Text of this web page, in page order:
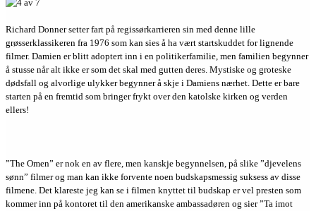
Richard Donner setter fart på regissørkarrieren sin med denne lille
grøsserklassikeren fra 1976 som kan sies å ha vært startskuddet for lignende
filmer. Damien er blitt adoptert inn i en politikerfamilie, men familien begynner
å stusse når alt ikke er som det skal med gutten deres. Mystiske og groteske
dødsfall og alvorlige ulykker begynner å skje i Damiens nærhet. Dette er bare
starten på en fremtid som bringer frykt over den katolske kirken og verden
ellers!
”The Omen” er nok en av flere, men kanskje begynnelsen, på slike ”djevelens
sønn” filmer og man kan ikke forvente noen budskapsmessig suksess av disse
filmene. Det klareste jeg kan se i filmen knyttet til budskap er vel presten som
kommer inn på kontoret til den amerikanske ambassadøren og sier ”Ta imot